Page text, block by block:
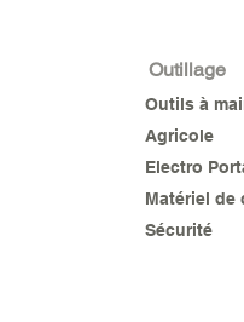
Outillage
Outils à
Agricole
Electro
Matériel de
Sécurité